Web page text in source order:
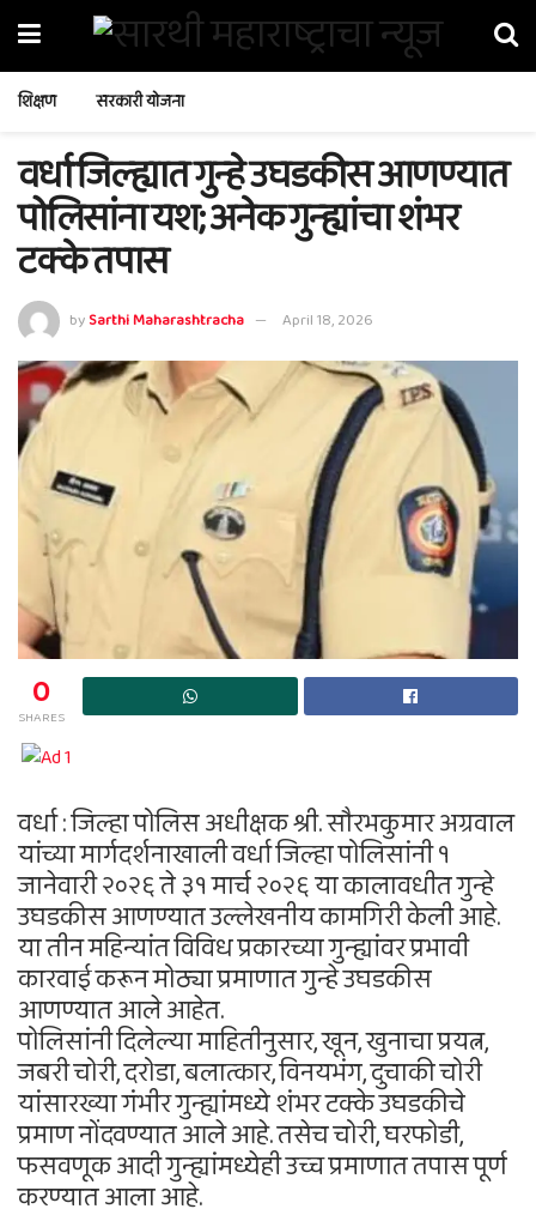
शिक्षण सरकारी योजना
वर्धा जिल्ह्यात गुन्हे उघडकीस आणण्यात
पोलिसांना यश; अनेक गुन्ह्यांचा शंभर
टक्के तपास
bySarthi Maharashtracha April 18, 2026
0
SHARES
वर्धा : जिल्हा पोलिस अधीक्षक श्री. सौरभकुमार अग्रवाल
यांच्या मार्गदर्शनाखाली वर्धा जिल्हा पोलिसांनी १
जानेवारी २०२६ ते ३१ मार्च २०२६ या कालावधीत गुन्हे
उघडकीस आणण्यात उल्लेखनीय कामगिरी केली आहे.
या तीन महिन्यांत विविध प्रकारच्या गुन्ह्यांवर प्रभावी
कारवाई करून मोठ्या प्रमाणात गुन्हे उघडकीस
आणण्यात आले आहेत.
पोलिसांनी दिलेल्या माहितीनुसार, खून, खुनाचा प्रयत्न,
जबरी चोरी, दरोडा, बलात्कार, विनयभंग, दुचाकी चोरी
यांसारख्या गंभीर गुन्ह्यांमध्ये शंभर टक्के उघडकीचे
प्रमाण नोंदवण्यात आले आहे. तसेच चोरी, घरफोडी,
फसवणूक आदी गुन्ह्यांमध्येही उच्च प्रमाणात तपास पूर्ण
करण्यात आला आहे.